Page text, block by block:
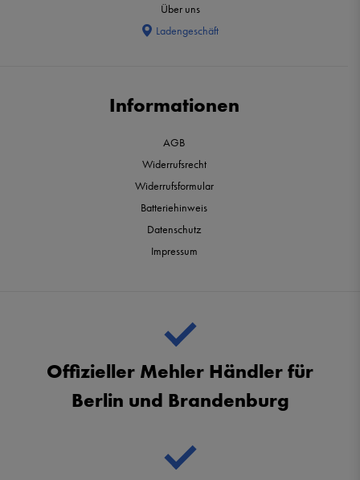
Über uns
Ladengeschäft
Informationen
AGB
Widerrufsrecht
Widerrufsformular
Batteriehinweis
Datenschutz
Impressum
Offizieller Mehler Händler für
Berlin und Brandenburg